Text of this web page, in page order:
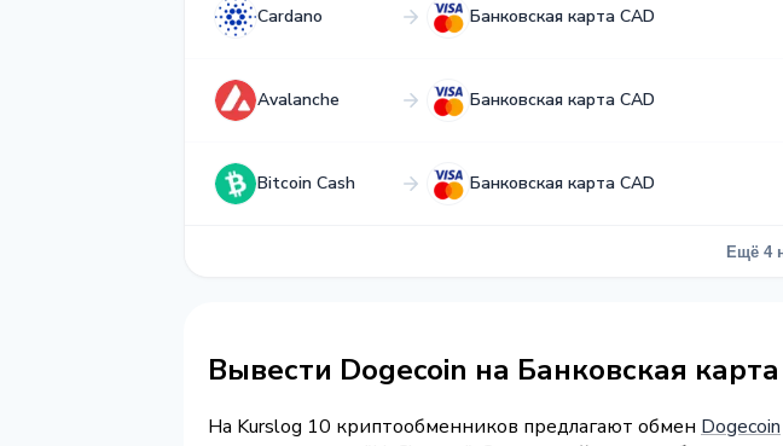
Cardano Банковская карта CAD
Avalanche Банковская карта CAD
Bitcoin Cash Банковская карта CAD
Ещё 4
Вывести Dogecoin на Банковская
На Kurslog 10 криптообменников предлагают обмен Dogecoin